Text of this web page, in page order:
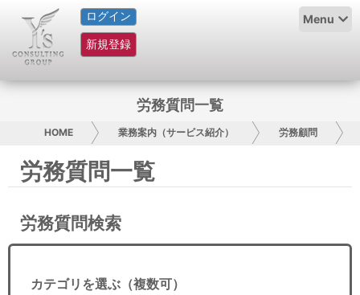
ログイン
新規登録
Menu
HOME
サービス紹介
グループ概要
採用情報
日本人にPR
コンサルティング
労務質問一覧
HOME 業務案内（サービス紹介） 労務顧問
労務質問一覧
労務質問検索
カテゴリを選ぶ（複数可）